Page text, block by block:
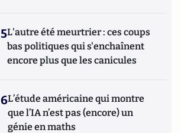
5L'autre été meurtrier : ces coups
bas politiques qui s'enchaînent
encore plus que les canicules
6L’étude américaine qui montre
que l’IA n’est pas (encore) un
génie en maths